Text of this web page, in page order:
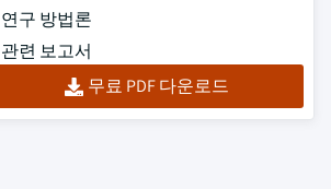
연구 방법론
관련 보고서
무료 PDF 다운로드